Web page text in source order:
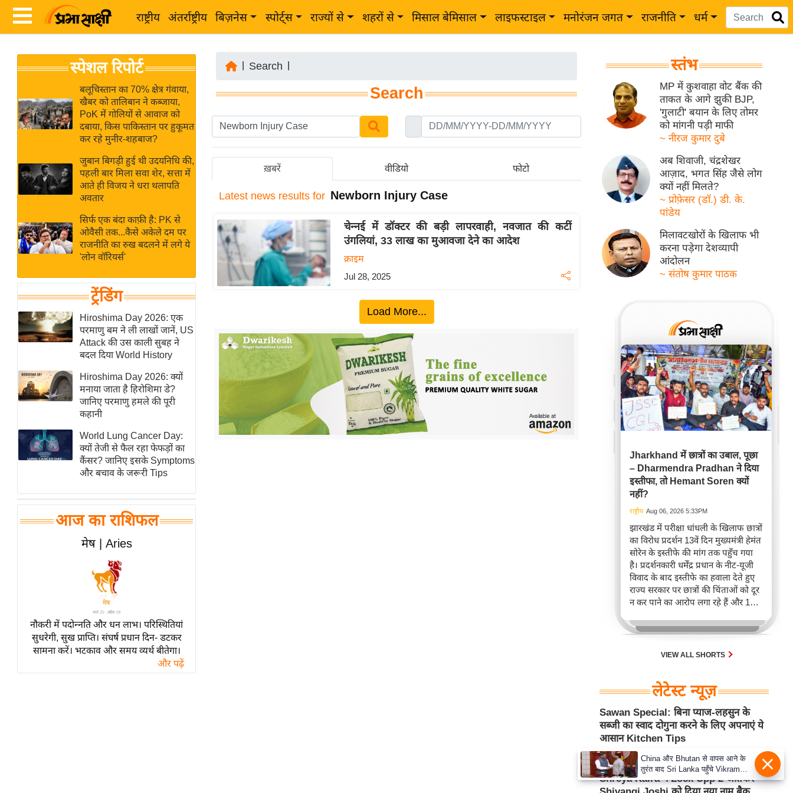
राष्ट्रीय अंतर्राष्ट्रीय बिज़नेस स्पोर्ट्स राज्यों से शहरों से मिसाल बेमिसाल लाइफस्टाइल मनोरंजन जगत राजनीति धर्म
News
Hindi
Hindi
Live
News in
Hindi
News
Hindi
Videos
ब
र
अंतर्राष्ट्रीय
बिज़नेस
उद्योग
विशेषज्ञ
राय
खेल
क्रिकेट
IPL
2026
ई-पेपर
मिसाल बेमिसाल
शख्सियत
यंग इंडिया
साहित्य जगत
ऑटो वर्ल्ड
मनोरंजन जगत
बॉलीवुड
हॉलीवुड
Breaking
लाइफस्टाइल
टेक्नॉलॉजी
ब्यूटी/फैशन
स्पेशल रिपोर्ट
बलूचिस्तान का 70% क्षेत्र गंवाया,
खैबर को तालिबान ने कब्जाया,
PoK में गोलियों से आवाज को
दबाया, किस पाकिस्तान पर हुकूमत
कर रहे मुनीर-शहबाज?
जुबान बिगड़ी हुई थी उदयनिधि की,
पहली बार मिला सवा शेर, सत्ता में
आते ही विजय ने धरा थलापति
अवतार
सिर्फ एक बंदा काफ़ी है: PK से
ओवैसी तक...कैसे अकेले दम पर
राजनीति का रुख बदलने में लगे ये
'लोन वॉरियर्स'
ट्रेंडिंग
Hiroshima Day 2026: एक
परमाणु बम ने ली लाखों जानें, US
Attack की उस काली सुबह ने
बदल दिया World History
Hiroshima Day 2026: क्यों
मनाया जाता है हिरोशिमा डे?
जानिए परमाणु हमले की पूरी
कहानी
World Lung Cancer Day:
क्यों तेजी से फैल रहा फेफड़ों का
कैंसर? जानिए इसके Symptoms
और बचाव के जरूरी Tips
आज का राशिफल
मेष | Aries
नौकरी में पदोन्नति और धन लाभ। परिस्थितियां
सुधरेगी, सुख प्राप्ति। संघर्ष प्रधान दिन- डटकर
सामना करें। भटकाव और समय व्यर्थ बीतेगा।
और पढ़ें
Search
Search
ख़बरें वीडियो फोटो
Latest news results for Newborn Injury Case
चेन्नई में डॉक्टर की बड़ी लापरवाही, नवजात की कटीं
उंगलियां, 33 लाख का मुआवजा देने का आदेश
क्राइम
Jul 28, 2025
Load More...
स्तंभ
MP में कुशवाहा वोट बैंक की
ताकत के आगे झुकी BJP,
'गुलाटी' बयान के लिए तोमर
को मांगनी पड़ी माफी
~ नीरज कुमार दुबे
अब शिवाजी, चंद्रशेखर
आज़ाद, भगत सिंह जैसे लोग
क्यों नहीं मिलते?
~ प्रोफ़ेसर (डॉ.) डी. के.
पांडेय
मिलावटखोरों के खिलाफ भी
करना पड़ेगा देशव्यापी
आंदोलन
~ संतोष कुमार पाठक
Jharkhand में छात्रों का उबाल, पूछा
– Dharmendra Pradhan ने दिया
इस्तीफा, तो Hemant Soren क्यों
नहीं?
राष्ट्रीय Aug 06, 2026 5:33PM
झारखंड में परीक्षा धांधली के खिलाफ छात्रों
का विरोध प्रदर्शन 13वें दिन मुख्यमंत्री हेमंत
सोरेन के इस्तीफे की मांग तक पहुँच गया
है। प्रदर्शनकारी धर्मेंद्र प्रधान के नीट-यूजी
विवाद के बाद इस्तीफे का हवाला देते हुए
राज्य सरकार पर छात्रों की चिंताओं को दूर
न कर पाने का आरोप लगा रहे हैं और 14वीं
जांच की मांग कर रहे हैं।
VIEW ALL SHORTS
लेटेस्ट न्यूज़
Sawan Special: बिना प्याज-लहसुन के
सब्जी का स्वाद दोगुना करने के लिए अपनाएं ये
आसान Kitchen Tips
Aug 06, 2026 5:48PM घरेलू नुस्खे
Shreya Kalra ने Lock Upp 2 जीतकर
China और Bhutan से वापस आने के
तुरंत बाद Sri Lanka पहुँचे Vikram
Misri, भारत के जबरदस्त दाँव से दुनिया
हुई हैरान